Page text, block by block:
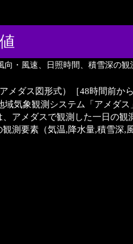
向・風速、日照時間、積雪深の観
アメダス図形式）［48時間前か
域気象観測システム「アメダ
アメダスで観測した一日の
測要素（気温,降水量,積雪深,